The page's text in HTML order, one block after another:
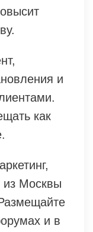
и
как
из Москвы
и в